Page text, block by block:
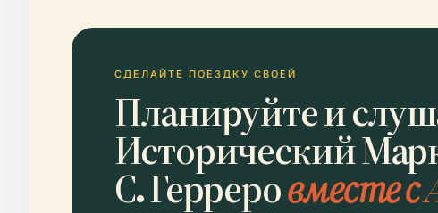
СДЕЛАЙТЕ ПОЕЗДКУ СВОЕЙ
Планируйте и
Исторический
С. Герреровместе